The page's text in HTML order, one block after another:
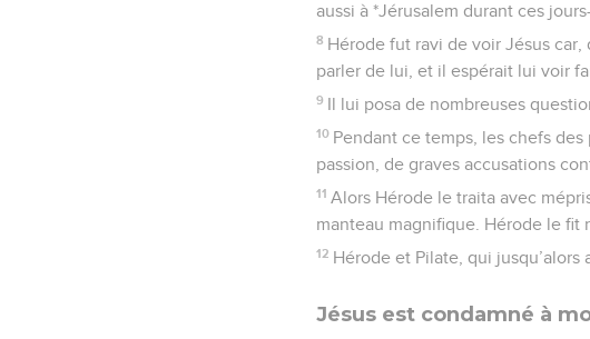
aussi à *Jérusalem durant ces
8 Hérode fut ravi de voir Jésus
parler de lui, et il espérait lui voir
9 Il lui posa de nombreuses
10 Pendant ce temps, les chefs
passion, de graves accusations
11 Alors Hérode le traita avec
manteau magnifique. Hérode le fit
12 Hérode et Pilate, qui
Jésus est condamné à